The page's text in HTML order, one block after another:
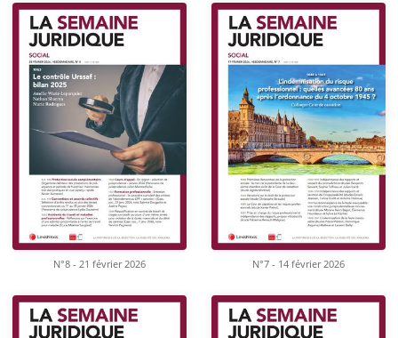
N°8 - 21 février 2026 N°7 - 14 février 2026